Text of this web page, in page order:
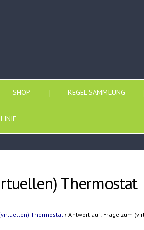
SHOP REGEL SAMMLUNG
Thermostat
Thermostat › Antwort auf: Frage zum